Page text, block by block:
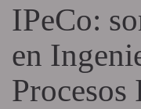
IPeCo:
en
Procesos